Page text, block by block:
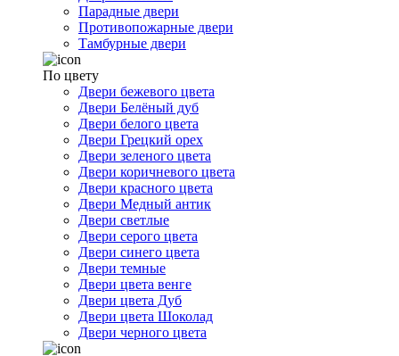
Парадные двери
Противопожарные двери
Тамбурные двери
По цвету
Двери бежевого цвета
Двери Белёный дуб
Двери белого цвета
Двери Грецкий орех
Двери зеленого цвета
Двери коричневого цвета
Двери красного цвета
Двери Медный антик
Двери светлые
Двери серого цвета
Двери синего цвета
Двери темные
Двери цвета венге
Двери цвета Дуб
Двери цвета Шоколад
Двери черного цвета